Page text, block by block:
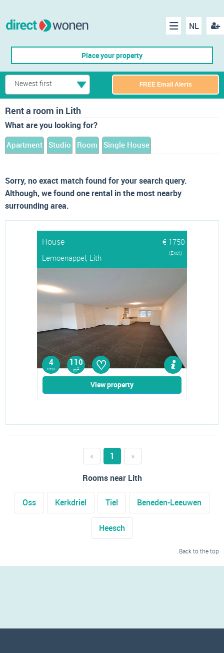
NL
Menu
Place your property
Newest first FREE Email Alerts
Rent a room in Lith
What are you looking for?
Apartment Studio Room Single House
Sorry, no exact match found for your search query.
Although, we found one rental in the most nearby
surrounding area.
House
€ 1750
Lemoenappel, Lith
(Excl.)
4
rms
110
m2 ♡
View property
« 1
»
Rooms near Lith
Oss Kerkdriel Tiel Beneden-Leeuwen
Heesch
Back to the top